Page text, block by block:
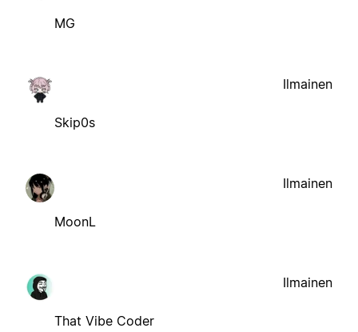
MG
Skip0s
Ilmainen
MoonL
Ilmainen
That Vibe Coder
Ilmainen